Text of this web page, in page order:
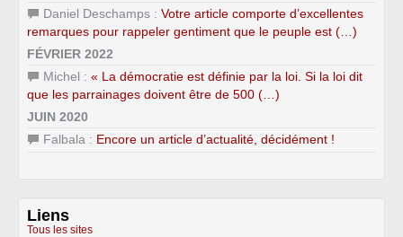
Daniel Deschamps : Votre article comporte d’excellentes
remarques pour rappeler gentiment que le peuple est (…)
FÉVRIER 2022
Michel : « La démocratie est définie par la loi. Si la loi dit
que les parrainages doivent être de 500 (…)
JUIN 2020
Falbala : Encore un article d’actualité, décidément !
Liens
Tous les sites